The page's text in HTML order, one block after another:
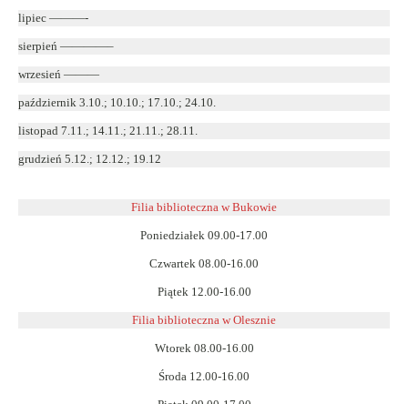
lipiec ———-
sierpień ————–
wrzesień ———
październik 3.10.; 10.10.; 17.10.; 24.10.
listopad 7.11.; 14.11.; 21.11.; 28.11.
grudzień 5.12.; 12.12.; 19.12
Filia biblioteczna w Bukowie
Poniedziałek 09.00-17.00
Czwartek 08.00-16.00
Piątek 12.00-16.00
Filia biblioteczna w Olesznie
Wtorek 08.00-16.00
Środa 12.00-16.00